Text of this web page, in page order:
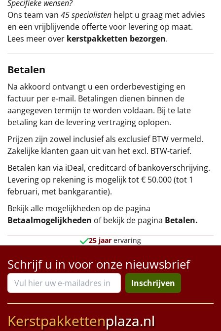
Specifieke wensen?
Ons team van 45 specialisten helpt u graag met advies
en een vrijblijvende offerte voor levering op maat.
Lees meer over kerstpakketten bezorgen.
Betalen
Na akkoord ontvangt u een orderbevestiging en
factuur per e-mail. Betalingen dienen binnen de
aangegeven termijn te worden voldaan. Bij te late
betaling kan de levering vertraging oplopen.
Prijzen zijn zowel inclusief als exclusief BTW vermeld.
Zakelijke klanten gaan uit van het excl. BTW-tarief.
Betalen kan via iDeal, creditcard of bankoverschrijving.
Levering op rekening is mogelijk tot € 50.000 (tot 1
februari, met bankgarantie).
Bekijk alle mogelijkheden op de pagina
Betaalmogelijkheden of bekijk de pagina Betalen.
25 jaar ervaring
Schrijf u in voor onze nieuwsbrief
Inschrijven
Kerstpakkettenplaza.nl